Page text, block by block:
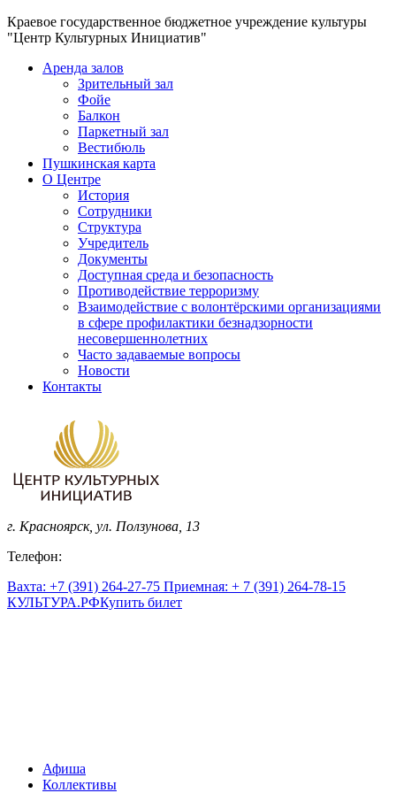
Краевое государственное бюджетное учреждение культуры
"Центр Культурных Инициатив"
Аренда залов
Зрительный зал
Фойе
Балкон
Паркетный зал
Вестибюль
Пушкинская карта
О Центре
История
Сотрудники
Структура
Учредитель
Документы
Доступная среда и безопасность
Противодействие терроризму
Взаимодействие с волонтёрскими организациями
в сфере профилактики безнадзорности
несовершеннолетних
Часто задаваемые вопросы
Новости
Контакты
г. Красноярск, ул. Ползунова, 13
Телефон:
Вахта: +7 (391) 264-27-75 Приемная: + 7 (391) 264-78-15
КУЛЬТУРА.РФКупить билет
Афиша
Коллективы